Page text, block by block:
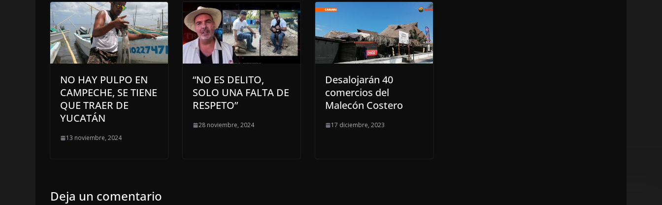
NO HAY PULPO EN
CAMPECHE, SE TIENE
QUE TRAER DE
YUCATÁN
13 noviembre, 2024
“NO ES DELITO,
SOLO UNA FALTA DE
RESPETO”
28 noviembre, 2024
Desalojarán 40
comercios del
Malecón Costero
17 diciembre, 2023
Deja un comentario